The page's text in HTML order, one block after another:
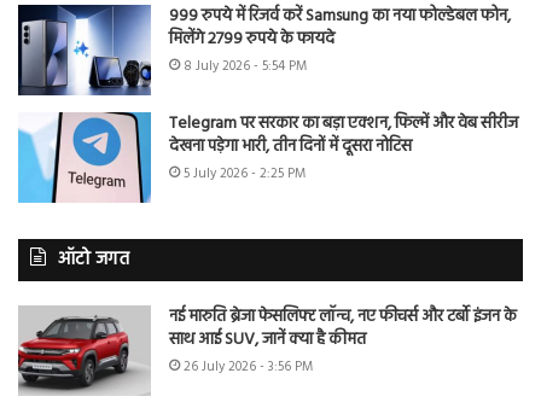
999 रुपये में रिजर्व करें Samsung का नया फोल्डेबल फोन,
मिलेंगे 2799 रुपये के फायदे
8 July 2026 - 5:54 PM
Telegram पर सरकार का बड़ा एक्शन, फिल्में और वेब सीरीज
देखना पड़ेगा भारी, तीन दिनों में दूसरा नोटिस
5 July 2026 - 2:25 PM
ऑटो जगत
नई मारुति ब्रेजा फेसलिफ्ट लॉन्च, नए फीचर्स और टर्बो इंजन के
साथ आई SUV, जानें क्या है कीमत
26 July 2026 - 3:56 PM